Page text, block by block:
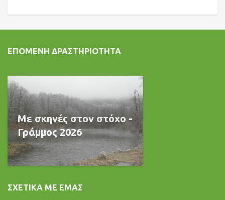
ΕΠΌΜΕΝΗ ΔΡΑΣΤΗΡΙΌΤΗΤΑ
Με σκηνές στον στόχο -
Γράμμος 2026
ΣΧΕΤΙΚΆ ΜΕ ΕΜΆΣ